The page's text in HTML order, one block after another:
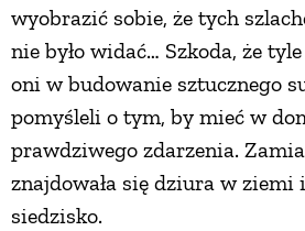
wyobrazić sobie, że tych
nie było widać… Szkoda, że
oni w budowanie sztucznego
pomyśleli o tym, by mieć w
prawdziwego zdarzenia.
znajdowała się dziura w ziemi
siedzisko.